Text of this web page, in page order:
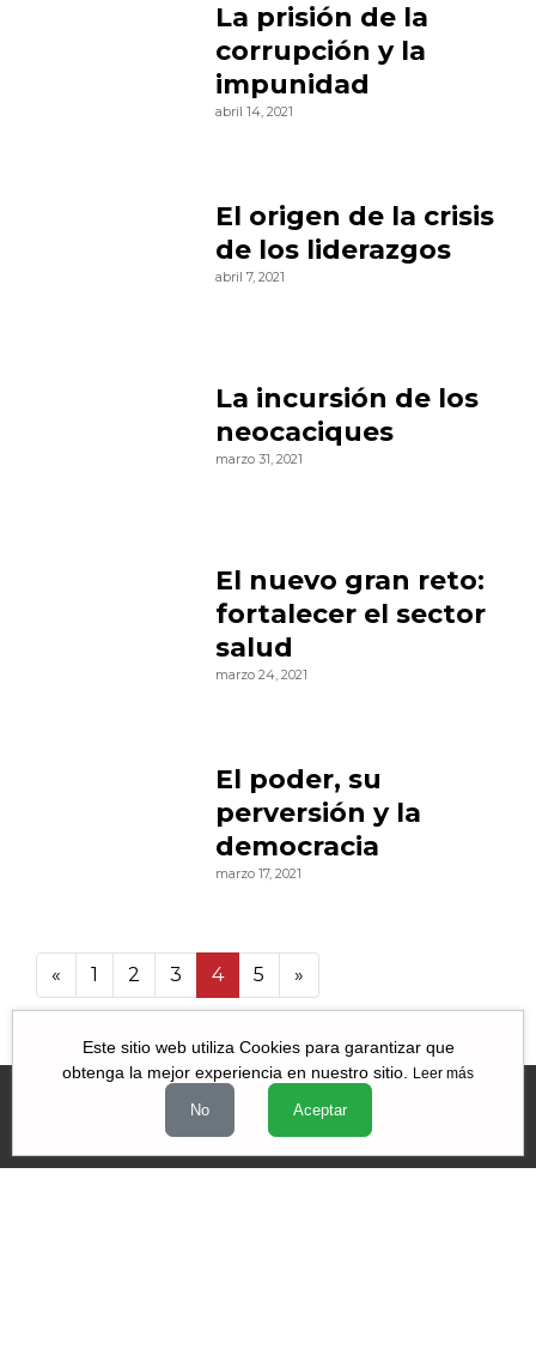
La prisión de la
corrupción y la
impunidad
abril 14, 2021
El origen de la crisis
de los liderazgos
abril 7, 2021
La incursión de los
neocaciques
marzo 31, 2021
El nuevo gran reto:
fortalecer el sector
salud
marzo 24, 2021
El poder, su
perversión y la
democracia
marzo 17, 2021
« 1 2 3 4 5 »
Este sitio web utiliza Cookies para garantizar que
obtenga la mejor experiencia en nuestro sitio.
Leer más
No Aceptar